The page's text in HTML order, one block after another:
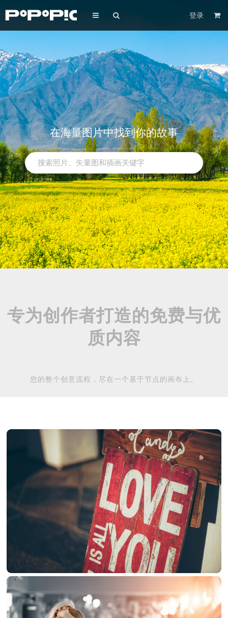
登录
在海量图片中找到你的故事
专为创作者打造的免费与优
质内容
您的整个创意流程，尽在一个基于节点的画布上。